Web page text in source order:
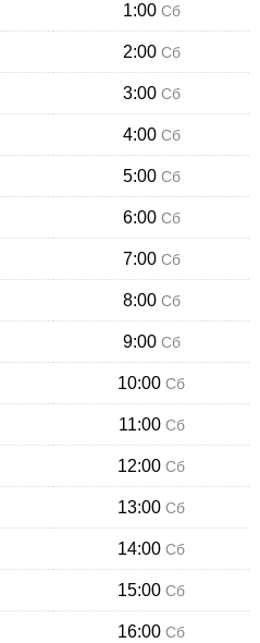
1:00 Сб
2:00 Сб
3:00 Сб
4:00 Сб
5:00 Сб
6:00 Сб
7:00 Сб
8:00 Сб
9:00 Сб
10:00 Сб
11:00 Сб
12:00 Сб
13:00 Сб
14:00 Сб
15:00 Сб
16:00 Сб